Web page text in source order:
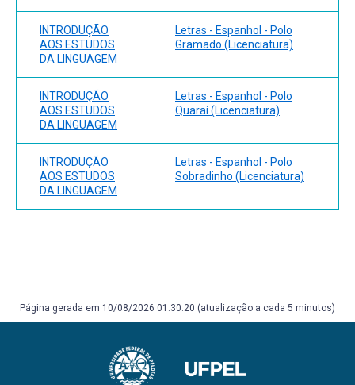
INTRODUÇÃO
AOS ESTUDOS
DA LINGUAGEM
Letras - Espanhol - Polo
Gramado (Licenciatura)
INTRODUÇÃO
AOS ESTUDOS
DA LINGUAGEM
Letras - Espanhol - Polo
Quaraí (Licenciatura)
INTRODUÇÃO
AOS ESTUDOS
DA LINGUAGEM
Letras - Espanhol - Polo
Sobradinho (Licenciatura)
Página gerada em 10/08/2026 01:30:20 (atualização a cada 5 minutos)